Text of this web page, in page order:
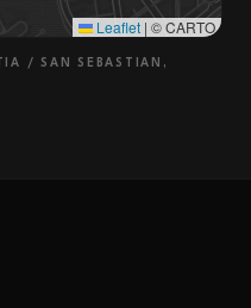
Leaflet | © CARTO
/ SAN SEBASTIAN,